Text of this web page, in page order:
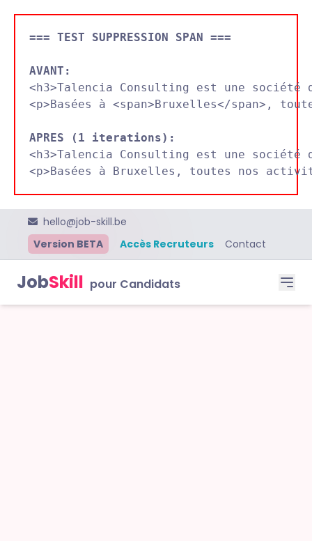
=== TEST SUPPRESSION SPAN ===
AVANT:
<h3>Talencia Consulting est une société
<p>Basées à <span>Bruxelles</span>,
APRES (1 iterations):
<h3>Talencia Consulting est une
hello@job-skill.be
Version BETA
Accès Recruteurs Contact
JobSkill pour Candidats